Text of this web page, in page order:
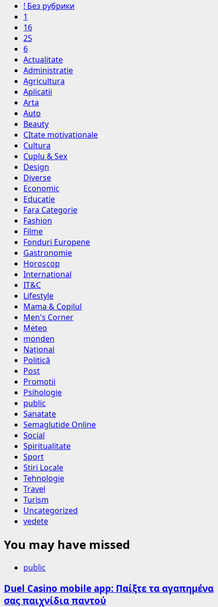
! Без рубрики
1
16
25
6
Actualitate
Administratie
Agricultura
Aplicatii
Arta
Auto
Beauty
CItate motivationale
Cultura
Cuplu & Sex
Design
Diverse
Economic
Educatie
Fara Categorie
Fashion
Filme
Fonduri Europene
Gastronomie
Horoscop
International
IT&C
Lifestyle
Mama & Copilul
Men's Corner
Meteo
monden
Național
Politică
Post
Promotii
Psihologie
public
Sanatate
Semaglutide Online
Social
Spiritualitate
Sport
Stiri Locale
Tehnologie
Travel
Turism
Uncategorized
vedete
You may have missed
public
Duel Casino mobile app: Παίξτε τα αγαπημένα
σας παιχνίδια παντού